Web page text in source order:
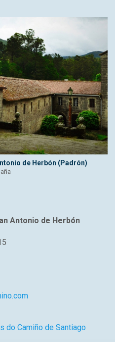
de Herbón (Padrón)
Antonio de Herbón
do Camiño de Santiago